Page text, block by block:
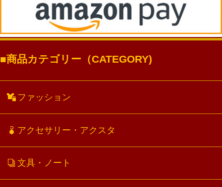
商品カテゴリー（CATEGORY)
ファッション
アクセサリー・アクスタ
文具・ノート